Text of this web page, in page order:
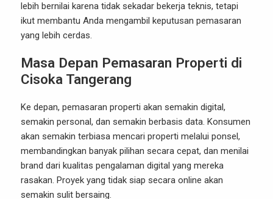
lebih bernilai karena tidak sekadar bekerja teknis, tetapi
ikut membantu Anda mengambil keputusan pemasaran
yang lebih cerdas.
Masa Depan Pemasaran Properti di
Cisoka Tangerang
Ke depan, pemasaran properti akan semakin digital,
semakin personal, dan semakin berbasis data. Konsumen
akan semakin terbiasa mencari properti melalui ponsel,
membandingkan banyak pilihan secara cepat, dan menilai
brand dari kualitas pengalaman digital yang mereka
rasakan. Proyek yang tidak siap secara online akan
semakin sulit bersaing.